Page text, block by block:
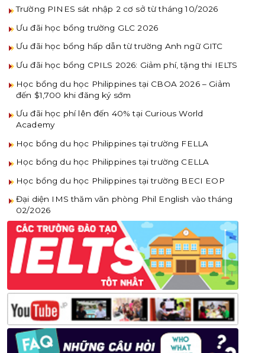
Trường PINES sát nhập 2 cơ sở từ tháng 10/2026
Ưu đãi học bổng trường GLC 2026
Ưu đãi học bổng hấp dẫn từ trường Anh ngữ GITC
Ưu đãi học bổng CPILS 2026: Giảm phí, tặng thi IELTS
Học bổng du học Philippines tại CBOA 2026 – Giảm
đến $1,700 khi đăng ký sớm
Ưu đãi học phí lên đến 40% tại Curious World
Academy
Học bổng du học Philippines tại trường FELLA
Học bổng du học Philippines tại trường CELLA
Học bổng du học Philippines tại trường BECI EOP
Đại diện IMS thăm văn phòng Phil English vào tháng
02/2026